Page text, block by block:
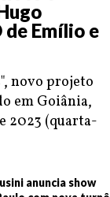
Emílio e
novo projeto
em Goiânia,
2023 (quarta-
anuncia show